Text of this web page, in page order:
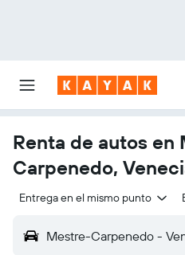
Renta de autos en
Carpenedo,
Entrega en el mismo punto
Mestre-Carpenedo -